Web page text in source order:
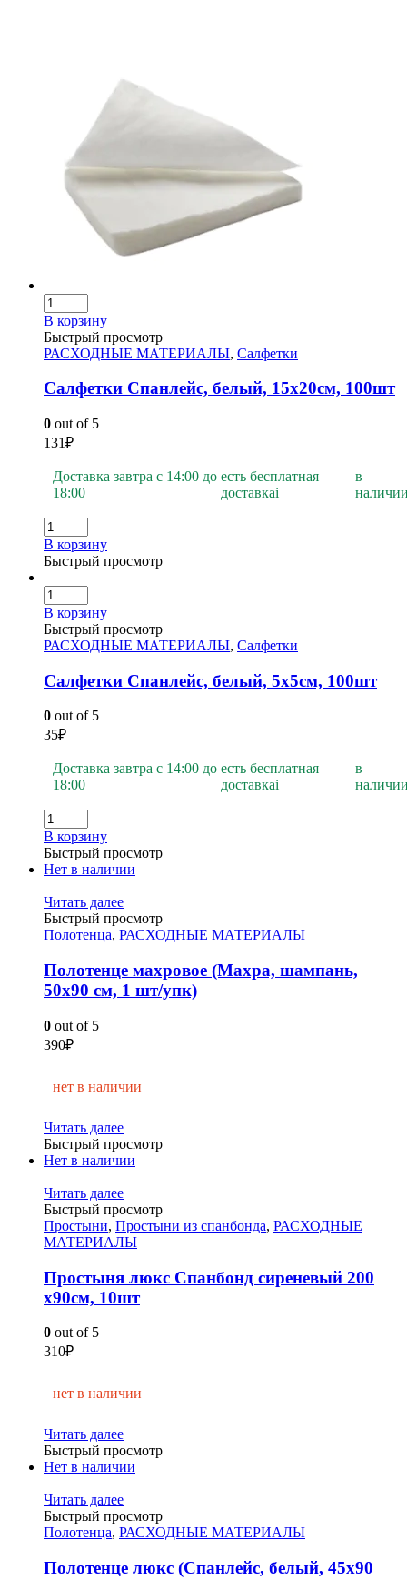
В корзину
Быстрый просмотр
РАСХОДНЫЕ МАТЕРИАЛЫ, Салфетки
Салфетки Спанлейс, белый, 15х20см, 100шт
0 out of 5
131₽
Доставка завтра с 14:00 до
18:00
есть бесплатная
доставкаi
в
В корзину
Быстрый просмотр
В корзину
Быстрый просмотр
РАСХОДНЫЕ МАТЕРИАЛЫ, Салфетки
Салфетки Спанлейс, белый, 5х5см, 100шт
0 out of 5
35₽
Доставка завтра с 14:00 до
18:00
есть бесплатная
доставкаi
в
В корзину
Быстрый просмотр
Нет в наличии
Читать далее
Быстрый просмотр
Полотенца, РАСХОДНЫЕ МАТЕРИАЛЫ
Полотенце махровое (Махра, шампань,
50х90 см, 1 шт/упк)
0 out of 5
390₽
нет в наличии
Читать далее
Быстрый просмотр
Нет в наличии
Читать далее
Быстрый просмотр
Простыни, Простыни из спанбонда, РАСХОДНЫЕ
МАТЕРИАЛЫ
Простыня люкс Спанбонд сиреневый 200
х90см, 10шт
0 out of 5
310₽
нет в наличии
Читать далее
Быстрый просмотр
Нет в наличии
Читать далее
Быстрый просмотр
Полотенца, РАСХОДНЫЕ МАТЕРИАЛЫ
Полотенце люкс (Спанлейс, белый, 45х90